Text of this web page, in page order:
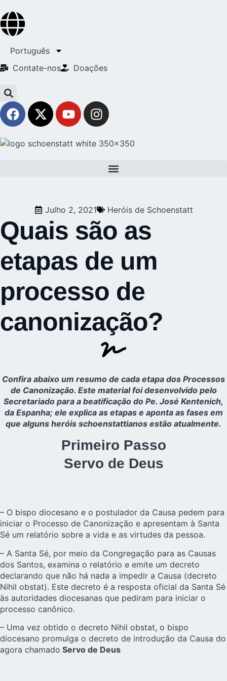
Português
Contate-nos
Doações
Julho 2, 2021 Heróis de Schoenstatt
Quais são as
etapas de um
processo de
canonização?
Confira abaixo um resumo de cada etapa dos Processos
de Canonização. Este material foi desenvolvido pelo
Secretariado para a beatificação do Pe. José Kentenich,
da Espanha; ele explica as etapas e aponta as fases em
que alguns heróis schoenstattianos estão atualmente.
Primeiro Passo
Servo de Deus
– O bispo diocesano e o postulador da Causa pedem para
iniciar o Processo de Canonização e apresentam à Santa
Sé um relatório sobre a vida e as virtudes da pessoa.
– A Santa Sé, por meio da Congregação para as Causas
dos Santos, examina o relatório e emite um decreto
declarando que não há nada a impedir a Causa (decreto
Nihil obstat). Este decreto é a resposta oficial da Santa Sé
às autoridades diocesanas que pediram para iniciar o
processo canônico.
– Uma vez obtido o decreto Nihil obstat, o bispo
diocesano promulga o decreto de introdução da Causa do
agora chamado Servo de Deus